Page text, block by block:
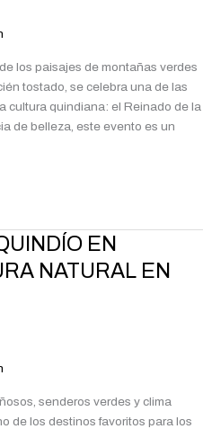
los paisajes de montañas verdes
tostado, se celebra una de las
cultura quindiana: el Reinado de la
de belleza, este evento es un
EN
NATURAL EN
senderos verdes y clima
de los destinos favoritos para los